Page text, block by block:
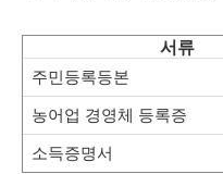
서류
주민등록등본
농어업 경영체 등록증
소득증명서